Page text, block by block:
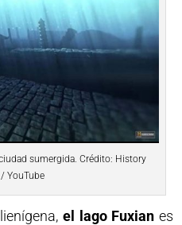
sumergida. Crédito: History
YouTube
el lago Fuxian es